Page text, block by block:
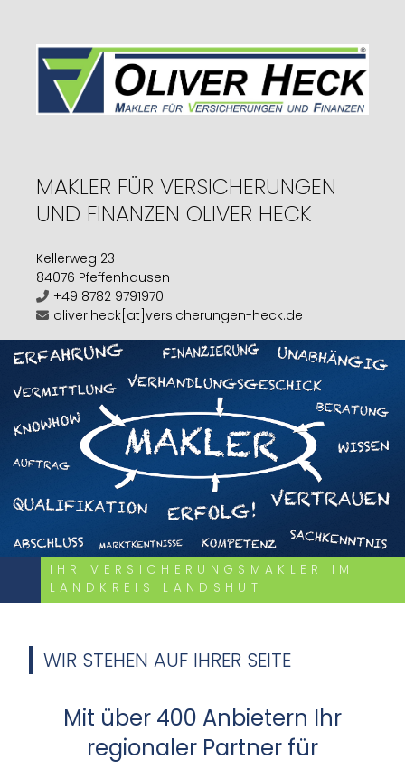
MAKLER FÜR VERSICHERUNGEN
UND FINANZEN OLIVER HECK
Kellerweg 23
84076 Pfeffenhausen
+49 8782 9791970
oliver.heck[at]versicherungen-heck.de
IHR VERSICHERUNGSMAKLER IM
LANDKREIS LANDSHUT
WIR STEHEN AUF IHRER SEITE
Mit über 400 Anbietern Ihr
regionaler Partner für